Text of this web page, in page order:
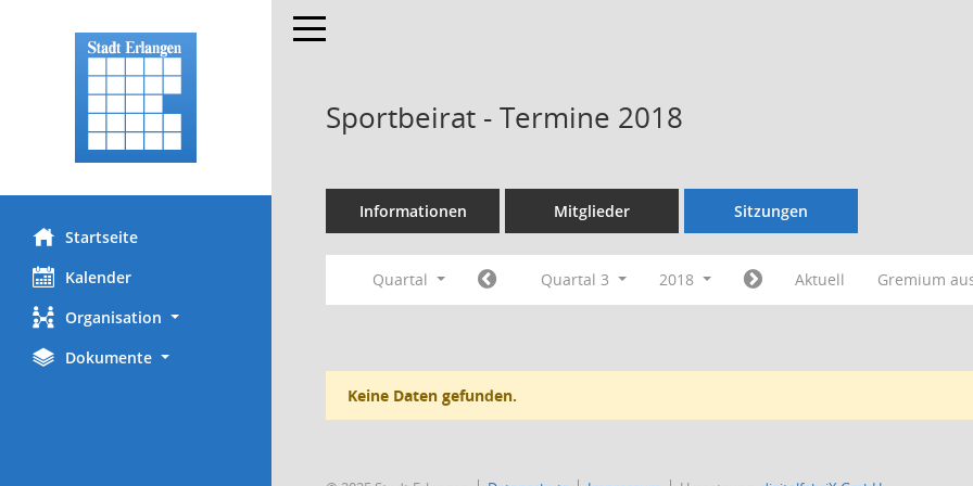
Startseite
Kalender
Organisation
Dokumente
Toggle navigation
Sportbeirat - Termine 2018
Informationen Mitglieder Sitzungen
Quartal Quartal 3 2018 Aktuell Gremium
Keine Daten gefunden.